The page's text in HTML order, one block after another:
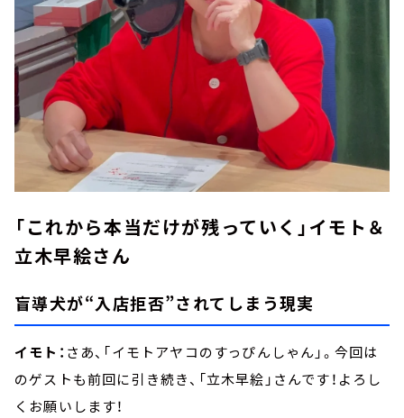
「これから本当だけが残っていく」イモト＆
立木早絵さん
盲導犬が“入店拒否”されてしまう現実
イモト： さあ、「イモトアヤコのすっぴんしゃん」。今回は
のゲストも前回に引き続き、「立木早絵」さんです！よろし
くお願いします！